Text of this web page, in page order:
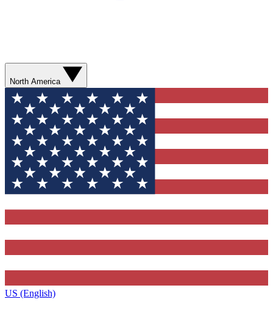
North America
US (English)